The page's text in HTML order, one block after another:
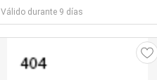
Válido durante 9 días